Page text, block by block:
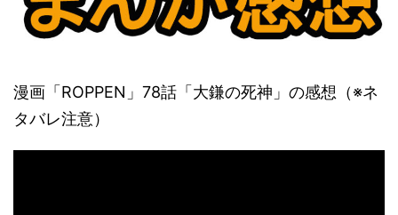
漫画「ROPPEN」78話「大鎌の死神」の感想（※ネ
タバレ注意）